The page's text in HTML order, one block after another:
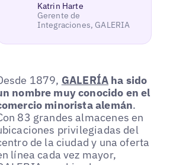
Katrin Harte
Gerente de
Integraciones, GALERIA
1879, GALERÍA ha sido
nombre muy conocido en el
minorista alemán.
83 grandes almacenes en
privilegiadas del
de la ciudad y una oferta
línea cada vez mayor,